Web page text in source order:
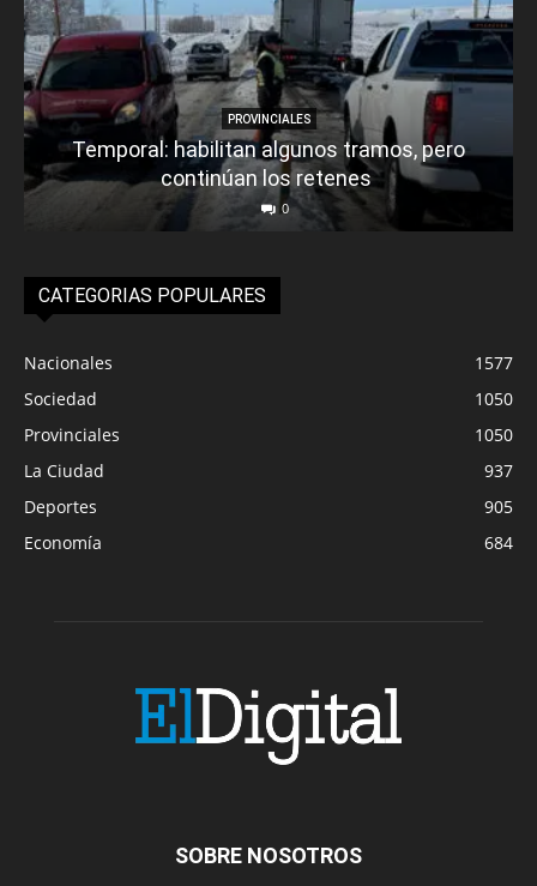
PROVINCIALES
Temporal: habilitan algunos tramos, pero
continúan los retenes
0
CATEGORIAS POPULARES
Nacionales
1577
Sociedad
1050
Provinciales
1050
La Ciudad
937
Deportes
905
Economía
684
SOBRE NOSOTROS